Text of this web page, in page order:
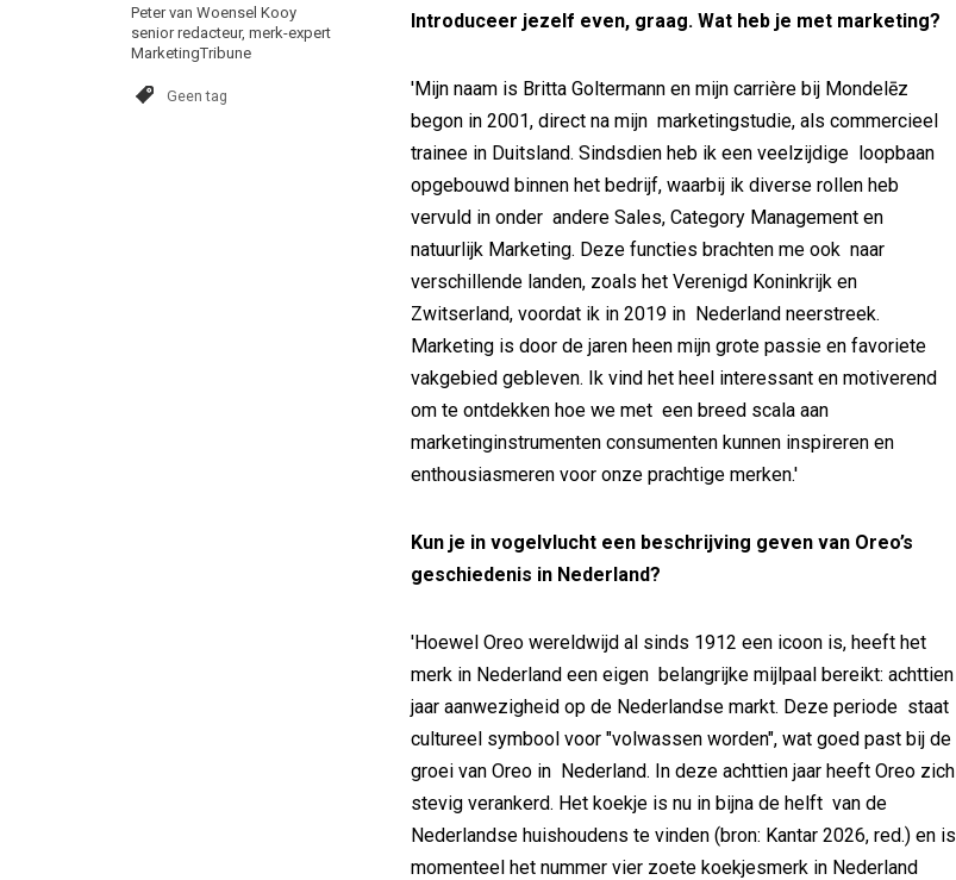
Peter van Woensel Kooy
senior redacteur, merk-expert
MarketingTribune
Geen tag
Introduceer jezelf even, graag. Wat heb je met marketing?
'Mijn naam is Britta Goltermann en mijn carrière bij Mondelēz
begon in 2001, direct na mijn marketingstudie, als commercieel
trainee in Duitsland. Sindsdien heb ik een veelzijdige loopbaan
opgebouwd binnen het bedrijf, waarbij ik diverse rollen heb
vervuld in onder andere Sales, Category Management en
natuurlijk Marketing. Deze functies brachten me ook naar
verschillende landen, zoals het Verenigd Koninkrijk en
Zwitserland, voordat ik in 2019 in Nederland neerstreek.
Marketing is door de jaren heen mijn grote passie en favoriete
vakgebied gebleven. Ik vind het heel interessant en motiverend
om te ontdekken hoe we met een breed scala aan
marketinginstrumenten consumenten kunnen inspireren en
enthousiasmeren voor onze prachtige merken.'
Kun je in vogelvlucht een beschrijving geven van Oreo’s
geschiedenis in Nederland?
'Hoewel Oreo wereldwijd al sinds 1912 een icoon is, heeft het
merk in Nederland een eigen belangrijke mijlpaal bereikt: achttien
jaar aanwezigheid op de Nederlandse markt. Deze periode staat
cultureel symbool voor "volwassen worden", wat goed past bij de
groei van Oreo in Nederland. In deze achttien jaar heeft Oreo zich
stevig verankerd. Het koekje is nu in bijna de helft van de
Nederlandse huishoudens te vinden (bron: Kantar 2026, red.) en is
momenteel het nummer vier zoete koekjesmerk in Nederland